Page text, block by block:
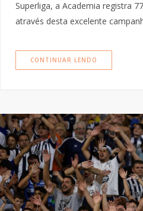
Superliga, a Academia registra
através desta excelente
CONTINUAR LENDO